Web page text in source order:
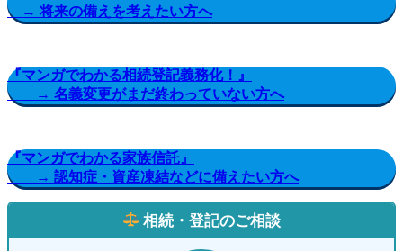
→ 将来の備えを考えたい方へ
『マンガでわかる相続登記義務化！』
→ 名義変更がまだ終わっていない方へ
『マンガでわかる家族信託』
→ 認知症・資産凍結などに備えたい方へ
相続・登記のご相談